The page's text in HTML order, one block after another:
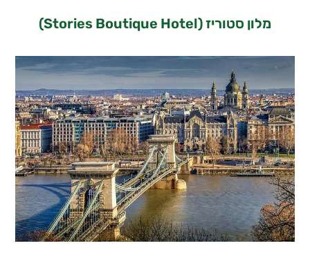
מלון סטוריז (Stories Boutique Hotel)